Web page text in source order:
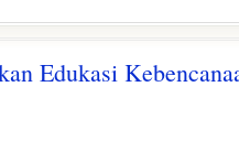
Edukasi